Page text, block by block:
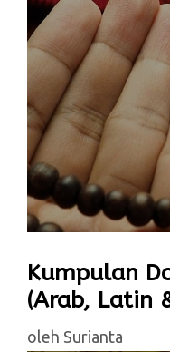
Kumpulan
(Arab, Latin
oleh Surianta